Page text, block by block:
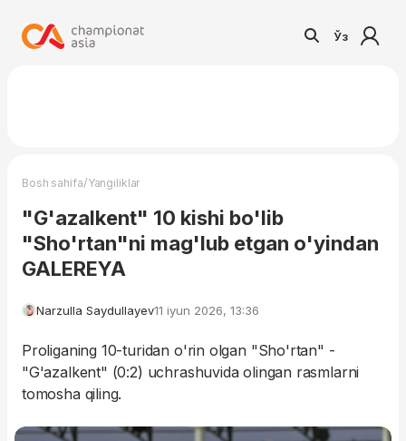
Ўз
Bosh sahifa/Yangiliklar
"G'azalkent" 10 kishi bo'lib
"Sho'rtan"ni mag'lub etgan o'yindan
GALEREYA
Narzulla Saydullayev11 iyun 2026, 13:36
Proliganing 10-turidan o'rin olgan "Sho'rtan" -
"G'azalkent" (0:2) uchrashuvida olingan rasmlarni
tomosha qiling.